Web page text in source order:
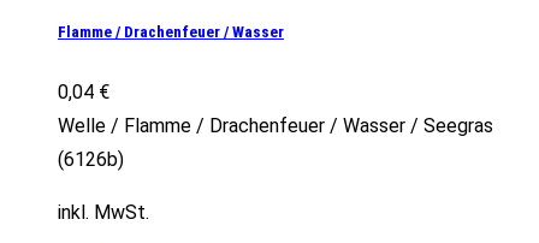
Flamme / Drachenfeuer / Wasser
0,04 €
Welle / Flamme / Drachenfeuer / Wasser / Seegras
(6126b)
inkl. MwSt.